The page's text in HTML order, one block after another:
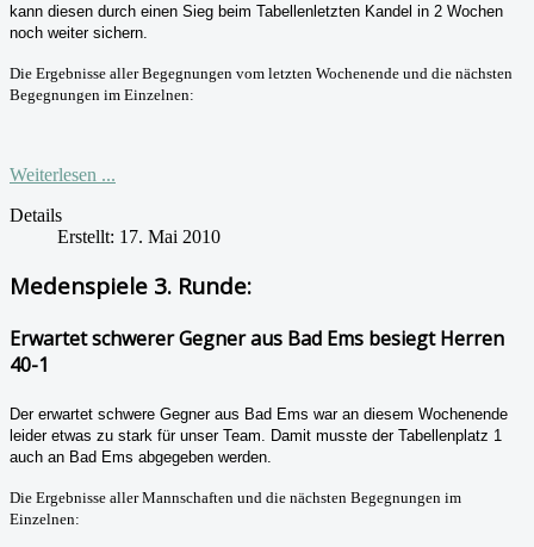
kann diesen durch einen Sieg beim Tabellenletzten Kandel in 2 Wochen
noch weiter sichern.
Die Ergebnisse aller Begegnungen vom letzten Wochenende und die nächsten
Begegnungen im Einzelnen:
Weiterlesen ...
Details
Erstellt: 17. Mai 2010
Medenspiele 3. Runde:
Erwartet schwerer Gegner aus Bad Ems besiegt Herren
40-1
Der erwartet schwere Gegner aus Bad Ems war an diesem Wochenende
leider etwas zu stark für unser Team. Damit musste der Tabellenplatz 1
auch an Bad Ems abgegeben werden.
Die Ergebnisse aller Mannschaften und die nächsten Begegnungen im
Einzelnen: